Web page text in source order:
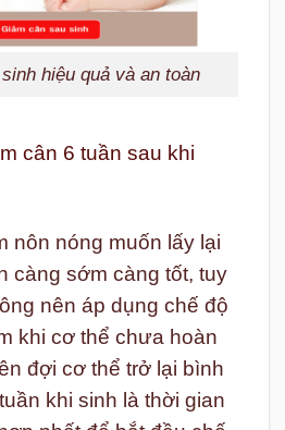
hiệu quả và an toàn
cân 6 tuần sau khi
nôn nóng muốn lấy lại
càng sớm càng tốt, tuy
nên áp dụng chế độ
khi cơ thể chưa hoàn
đợi cơ thể trở lại bình
khi sinh là thời gian